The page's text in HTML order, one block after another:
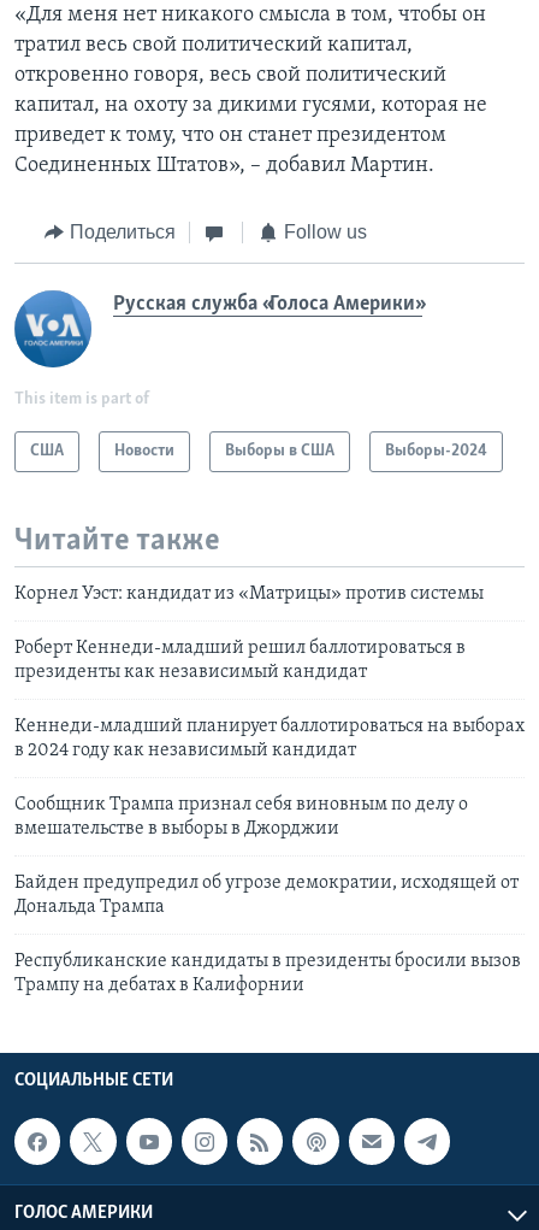
«Для меня нет никакого смысла в том, чтобы он
тратил весь свой политический капитал,
откровенно говоря, весь свой политический
капитал, на охоту за дикими гусями, которая не
приведет к тому, что он станет президентом
Соединенных Штатов», – добавил Мартин.
Поделиться Follow us
Русская служба «Голоса Америки»
This item is part of
США Новости Выборы в США Выборы-2024
Читайте также
Корнел Уэст: кандидат из «Матрицы» против системы
Роберт Кеннеди-младший решил баллотироваться в
президенты как независимый кандидат
Кеннеди-младший планирует баллотироваться на выборах
в 2024 году как независимый кандидат
Сообщник Трампа признал себя виновным по делу о
вмешательстве в выборы в Джорджии
Байден предупредил об угрозе демократии, исходящей от
Дональда Трампа
Республиканские кандидаты в президенты бросили вызов
Трампу на дебатах в Калифорнии
СОЦИАЛЬНЫЕ СЕТИ
ГОЛОС АМЕРИКИ